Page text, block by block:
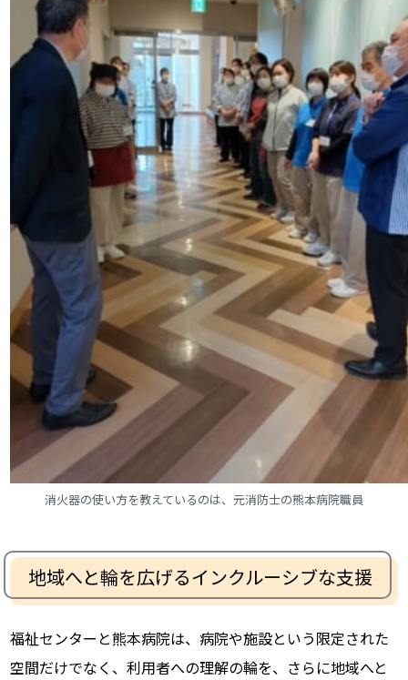
消火器の使い方を教えているのは、元消防士の熊本病院職員
地域へと輪を広げるインクルーシブな支援
福祉センターと熊本病院は、病院や施設という限定された
空間だけでなく、利用者への理解の輪を、さらに地域へと